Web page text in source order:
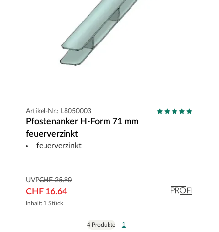
Artikel-Nr.: L8050003
Pfostenanker H-Form 71 mm
feuerverzinkt
feuerverzinkt
UVPCHF 25.90
CHF 16.64
Inhalt: 1 Stück
4 Produkte 1